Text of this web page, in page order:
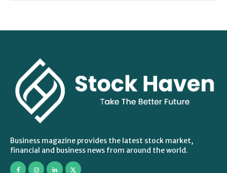
Business magazine provides the latest stock market,
financial and business news from around the world.